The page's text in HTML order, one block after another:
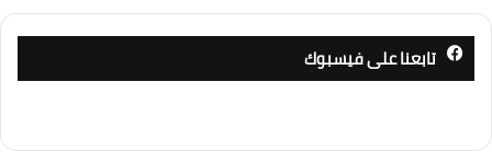
تابعنا على فيسبوك